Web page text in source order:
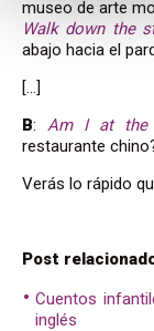
museo de arte
Walk down the
abajo hacia el
[…]
B: Am I at the
restaurante
Verás lo rápido
Post
Cuentos
inglés